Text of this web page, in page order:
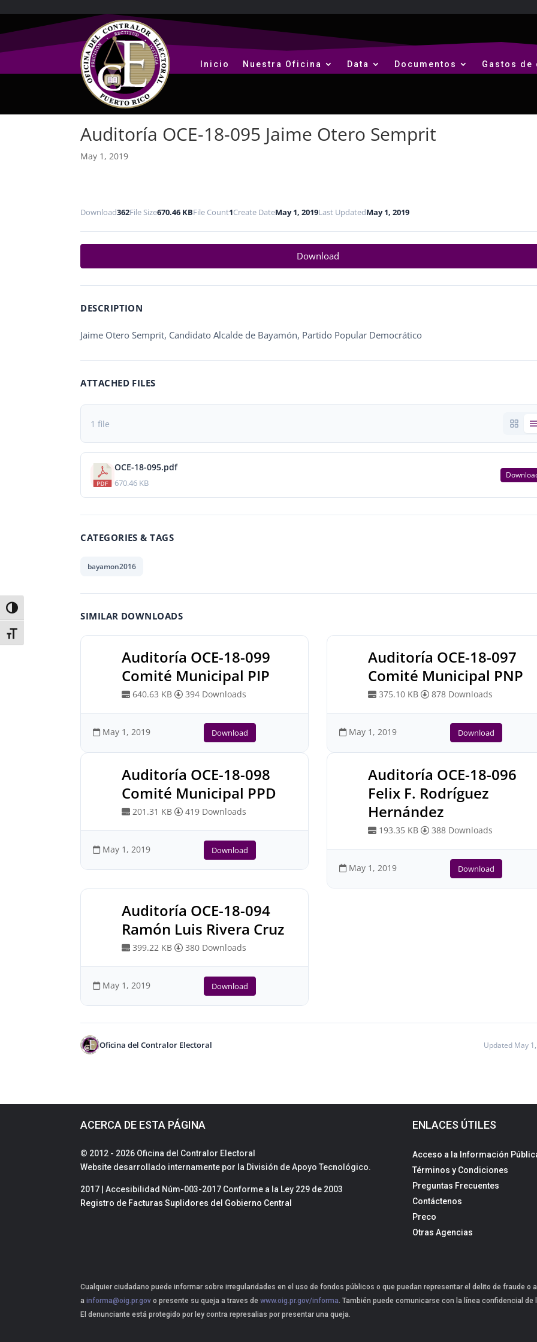
Toggle High Contrast
Toggle Font size
Inicio Nuestra Oficina Data Documentos Gastos
Auditoría OCE-18-095 Jaime Otero Semprit
May 1, 2019
Download362File Size670.46 KBFile Count1Create DateMay 1, 2019Last UpdatedMay 1, 2019
Download
DESCRIPTION
Jaime Otero Semprit, Candidato Alcalde de Bayamón, Partido Popular Democrático
ATTACHED FILES
1 file
OCE-18-095.pdf
670.46 KB
CATEGORIES & TAGS
bayamon2016
SIMILAR DOWNLOADS
Auditoría OCE-18-099
Comité Municipal PIP
640.63 KB 394 Downloads
May 1, 2019 Download
Auditoría OCE-18-097
Comité Municipal PNP
375.10 KB 878 Downloads
May 1, 2019 Download
Auditoría OCE-18-098
Comité Municipal PPD
201.31 KB 419 Downloads
May 1, 2019 Download
Auditoría OCE-18-096
Felix F. Rodríguez
Hernández
193.35 KB 388 Downloads
May 1, 2019 Download
Auditoría OCE-18-094
Ramón Luis Rivera Cruz
399.22 KB 380 Downloads
May 1, 2019 Download
Oficina del Contralor Electoral Updated May
ACERCA DE ESTA PÁGINA
© 2012 - 2026 Oficina del Contralor Electoral
Website desarrollado internamente por la División de Apoyo Tecnológico.
2017 | Accesibilidad Núm-003-2017 Conforme a la Ley 229 de 2003
Registro de Facturas Suplidores del Gobierno Central
ENLACES ÚTILES
Acceso a la Información
Términos y Condiciones
Preguntas Frecuentes
Contáctenos
Preco
Otras Agencias
Cualquier ciudadano puede informar sobre irregularidades en el uso de fondos públicos o que puedan representar el delito de fraude
ainforma@oig.pr.gov o presente su queja a traves de www.oig.pr.gov/informa . También puede comunicarse con la línea confidencial
El denunciante está protegido por ley contra represalias por presentar una queja.